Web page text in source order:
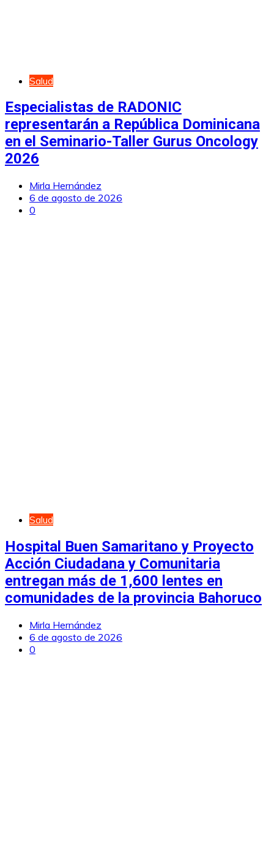
Salud
Especialistas de RADONIC
representarán a República Dominicana
en el Seminario-Taller Gurus Oncology
2026
Mirla Hernández
6 de agosto de 2026
0
Salud
Hospital Buen Samaritano y Proyecto
Acción Ciudadana y Comunitaria
entregan más de 1,600 lentes en
comunidades de la provincia Bahoruco
Mirla Hernández
6 de agosto de 2026
0